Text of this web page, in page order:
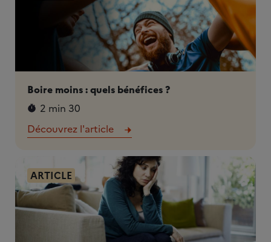
Boire moins : quels bénéfices ?
2 min 30
Découvrez l'article
ARTICLE